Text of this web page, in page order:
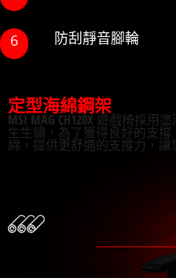
防刮靜音腳輪
定型海綿鋼架
MSI MAG CH120X 遊戲椅採
生生鏽，為了獲得良好的支撐
綿，提供更舒適的支撐力，讓